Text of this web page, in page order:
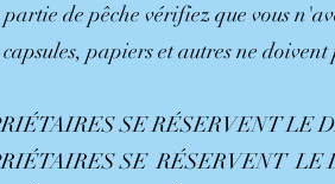
de pêche vérifiez que vous
capsules, papiers et autres ne
SE RÉSERVENT
SE RÉSERVENT LE